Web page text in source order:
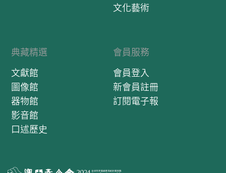
文化藝術
典藏精選
文獻館
圖像館
器物館
影音館
口述歷史
會員服務
會員登入
新會員註冊
訂閱電子報